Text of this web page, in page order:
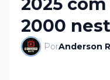
2000
PorAnderson